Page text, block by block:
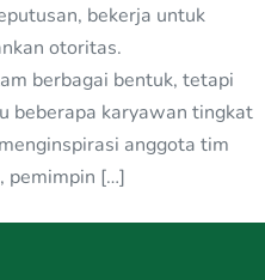
bekerja untuk
otoritas.
berbagai bentuk, tetapi
beberapa karyawan tingkat
anggota tim
pemimpin […]